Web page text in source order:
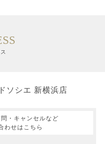
ソシエ 新横浜店
・キャンセルなど
わせはこちら